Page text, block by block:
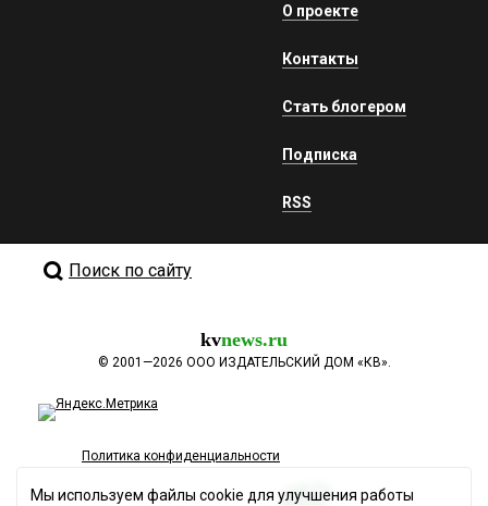
О проекте
Контакты
Стать блогером
Подписка
RSS
Поиск по сайту
kvnews.ru
© 2001—2026 ООО ИЗДАТЕЛЬСКИЙ ДОМ «КВ».
Политика конфиденциальности
Мы используем файлы cookie для улучшения работы